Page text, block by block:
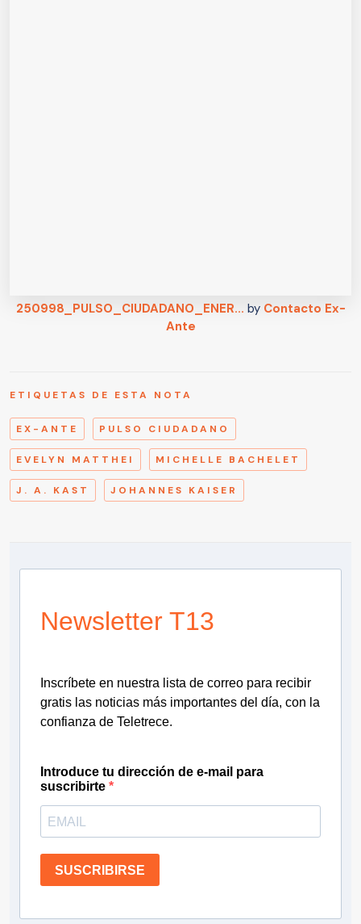
250998_PULSO_CIUDADANO_ENER... by Contacto Ex-
Ante
ETIQUETAS DE ESTA NOTA
EX-ANTE PULSO CIUDADANO
EVELYN MATTHEI MICHELLE BACHELET
J. A. KAST JOHANNES KAISER
Newsletter T13
Inscríbete en nuestra lista de correo para recibir
gratis las noticias más importantes del día, con la
confianza de Teletrece.
Introduce tu dirección de e-mail para
suscribirte
SUSCRIBIRSE